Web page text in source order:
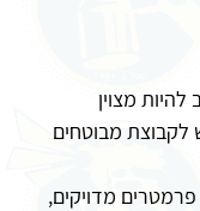
מצוין
לקבוצת מבוטחים
מדויקים,